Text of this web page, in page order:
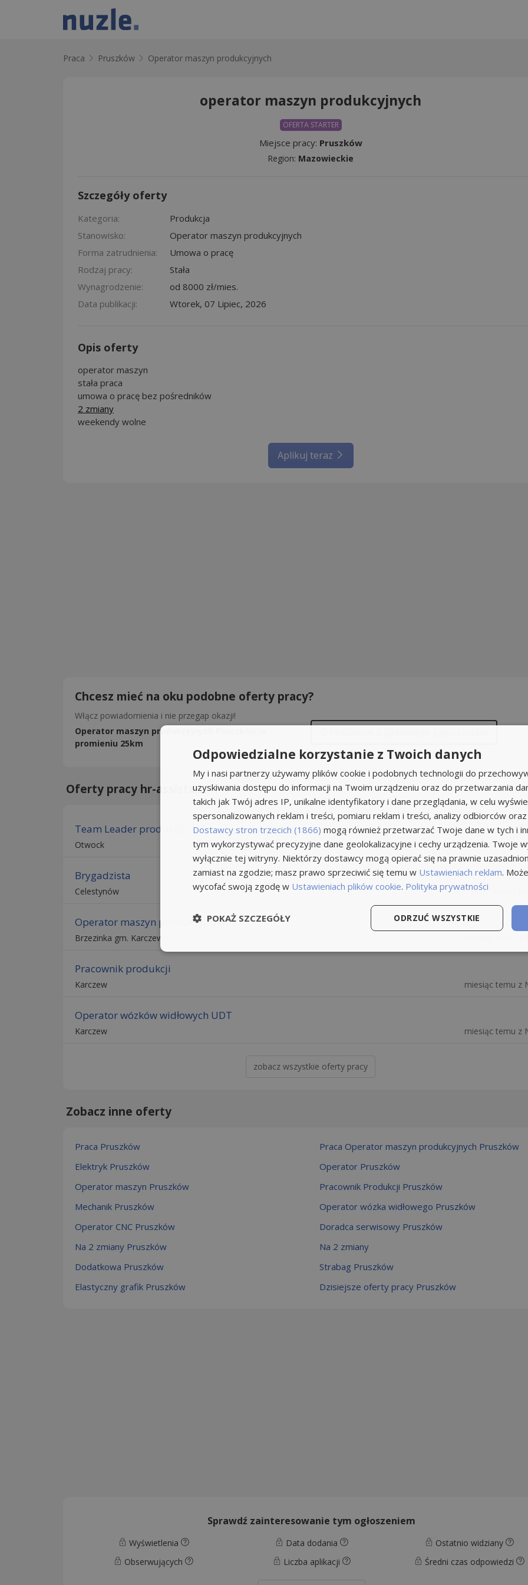
Praca Pruszków Operator maszyn produkcyjnych
operator maszyn produkcyjnych
OFERTA STARTER
Miejsce pracy: Pruszków
Region: Mazowieckie
Szczegóły oferty
Kategoria:
Produkcja
Stanowisko:
Operator maszyn produkcyjnych
Forma zatrudnienia:
Umowa o pracę
Rodzaj pracy:
Stała
Wynagrodzenie:
od 8000 zł/mies.
Data publikacji:
Wtorek, 07 Lipiec, 2026
Opis oferty
operator maszyn
stała praca
umowa o pracę bez pośredników
2 zmiany
weekendy wolne
Aplikuj teraz
Chcesz mieć na oku podobne oferty pracy?
Włącz powiadomienia i nie przegap okazji!
Operator maszyn produkcyjnych Pruszków w
promieniu 25km
Oferty pracy hr-assistant
Team Leader produkcji
Otwock 5 dni temu z
Brygadzista
Celestynów 5 dni temu z
Operator maszyn produkcyjnych
Brzezinka gm. Karczew
Pracownik produkcji
Karczew miesiąc temu z
Operator wózków widłowych UDT
Karczew miesiąc temu z
zobacz wszystkie oferty pracy
Zobacz inne oferty
Praca Pruszków
Praca Operator maszyn produkcyjnych Pruszków
Elektryk Pruszków
Operator Pruszków
Operator maszyn Pruszków
Pracownik Produkcji Pruszków
Mechanik Pruszków
Operator wózka widłowego Pruszków
Operator CNC Pruszków
Doradca serwisowy Pruszków
Na 2 zmiany Pruszków
Na 2 zmiany
Dodatkowa Pruszków
Strabag Pruszków
Elastyczny grafik Pruszków
Dzisiejsze oferty pracy Pruszków
Sprawdź zainteresowanie tym ogłoszeniem
Wyświetlenia Data dodania
Ostatnio widziany
Obserwujących
Liczba aplikacji Średni czas odpowiedzi
Odpowiedzialne korzystanie z Twoich danych
My i nasi partnerzy używamy plików cookie i podobnych technologii do
uzyskiwania dostępu do informacji na Twoim urządzeniu oraz do przetwarzania
takich jak Twój adres IP, unikalne identyfikatory i dane przeglądania, w celu
spersonalizowanych reklam i treści, pomiaru reklam i treści, analizy odbiorców oraz
Dostawcy stron trzecich (1866) mogą również przetwarzać Twoje dane w tych i
tym wykorzystywać precyzyjne dane geolokalizacyjne i cechy urządzenia. Twoje
wyłącznie tej witryny. Niektórzy dostawcy mogą opierać się na prawnie
zamiast na zgodzie; masz prawo sprzeciwić się temu w Ustawieniach reklam.
wycofać swoją zgodę w Ustawieniach plików cookie. Polityka prywatności
ODRZUĆ WSZYSTKIE
POKAŻ SZCZEGÓŁY